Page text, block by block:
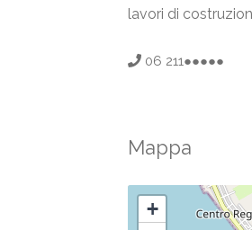
lavori di
06 211●●●●●
Mappa
+